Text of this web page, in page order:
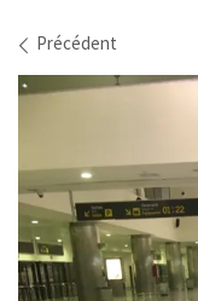
Navigation
Précédent